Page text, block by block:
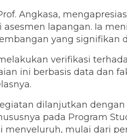
Angkasa,
lapangan. Ia
yang signifikan
verifikasi
ini berbasis data dan
dilanjutkan
pada Program
menyeluruh, mulai dari